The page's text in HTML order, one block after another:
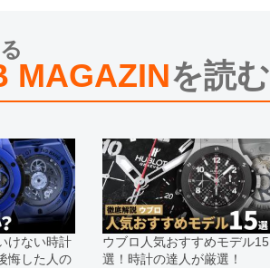
MAGAZINを読む
けない時計
悔した人の
ウブロ人気おすすめモデル15
選！時計の達人が厳選！